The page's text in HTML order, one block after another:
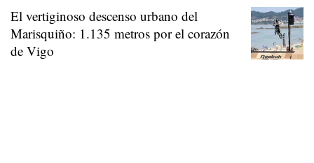
El vertiginoso descenso urbano del
Marisquiño: 1.135 metros por el corazón
de Vigo